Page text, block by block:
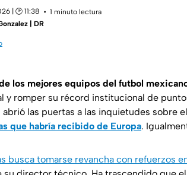
| 🕑 11:38
1 minuto lectura
| DR
los mejores equipos del futbol
y romper su récord institucional de
las puertas a las inquietudes sobre
que habría recibido de Europa.
busca tomarse revancha con refuerzos